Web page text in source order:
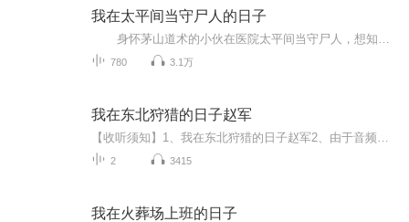
我在太平间当守尸人的日子
780 3.1万
我在东北狩猎的日子赵军
2 3415
我在火葬场上班的日子